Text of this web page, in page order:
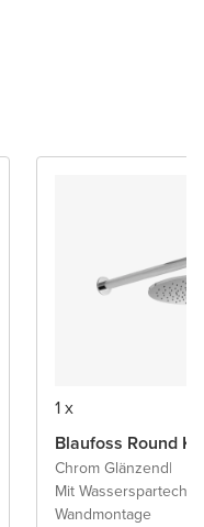
1 x
Blaufoss Round
Chrom Glänzend|
Mit
Wandmontage